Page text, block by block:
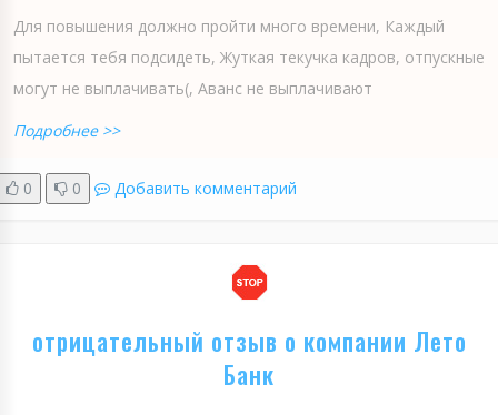
Для повышения должно пройти много времени, Каждый
пытается тебя подсидеть, Жуткая текучка кадров, отпускные
могут не выплачивать(, Аванс не выплачивают
Подробнее >>
0 0 Добавить комментарий
отрицательный отзыв о компании Лето
Банк